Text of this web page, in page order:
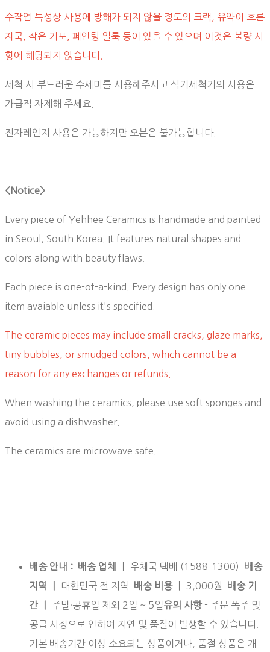
수작업 특성상 사용에 방해가 되지 않을 정도의 크랙, 유약이 흐른
자국, 작은 기포, 페인팅 얼룩 등이 있을 수 있으며 이것은 불량 사
항에 해당되지 않습니다.
세척 시 부드러운 수세미를 사용해주시고 식기세척기의 사용은
가급적 자제해 주세요.
전자레인지 사용은 가능하지만 오븐은 불가능합니다.
<Notice>
Every piece of Yehhee Ceramics is handmade and painted
in Seoul, South Korea. It features natural shapes and
colors along with beauty flaws.
Each piece is one-of-a-kind. Every design has only one
item avaiable unless it's specified.
The ceramic pieces may include small cracks, glaze marks,
tiny bubbles, or smudged colors, which cannot be a
reason for any exchanges or refunds.
When washing the ceramics, please use soft sponges and
avoid using a dishwasher.
The ceramics are microwave safe.
배송 안내 : 배송 업체 ㅣ 우체국 택배 (1588-1300) 배송
지역 ㅣ
대한민국 전 지역 배송 비용 ㅣ 3,000원 배송 기
간 ㅣ 주말·공휴일 제외 2일 ~ 5일유의 사항 - 주문 폭주 및
공급 사정으로 인하여 지연 및 품절이 발생할 수 있습니다. -
기본 배송기간 이상 소요되는 상품이거나, 품절 상품은 개